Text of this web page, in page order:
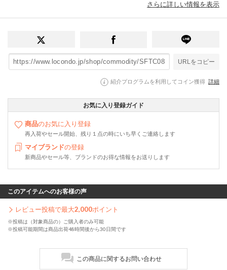
さらに詳しい情報を表示
URLをコピー
紹介プログラムを利用してコイン獲得 詳細
お気に入り登録ガイド
商品のお気に入り登録
再入荷やセール開始、残り１点の時にいち早くご連絡します
マイブランドの登録
新商品やセール等、ブランドのお得な情報をお送りします
このアイテムへのお客様の声
レビュー投稿で最大2,000ポイント
※投稿は（対象商品の）ご購入者のみ可能
※投稿可能期間は商品出荷48時間後から30日間です
この商品に関するお問い合わせ